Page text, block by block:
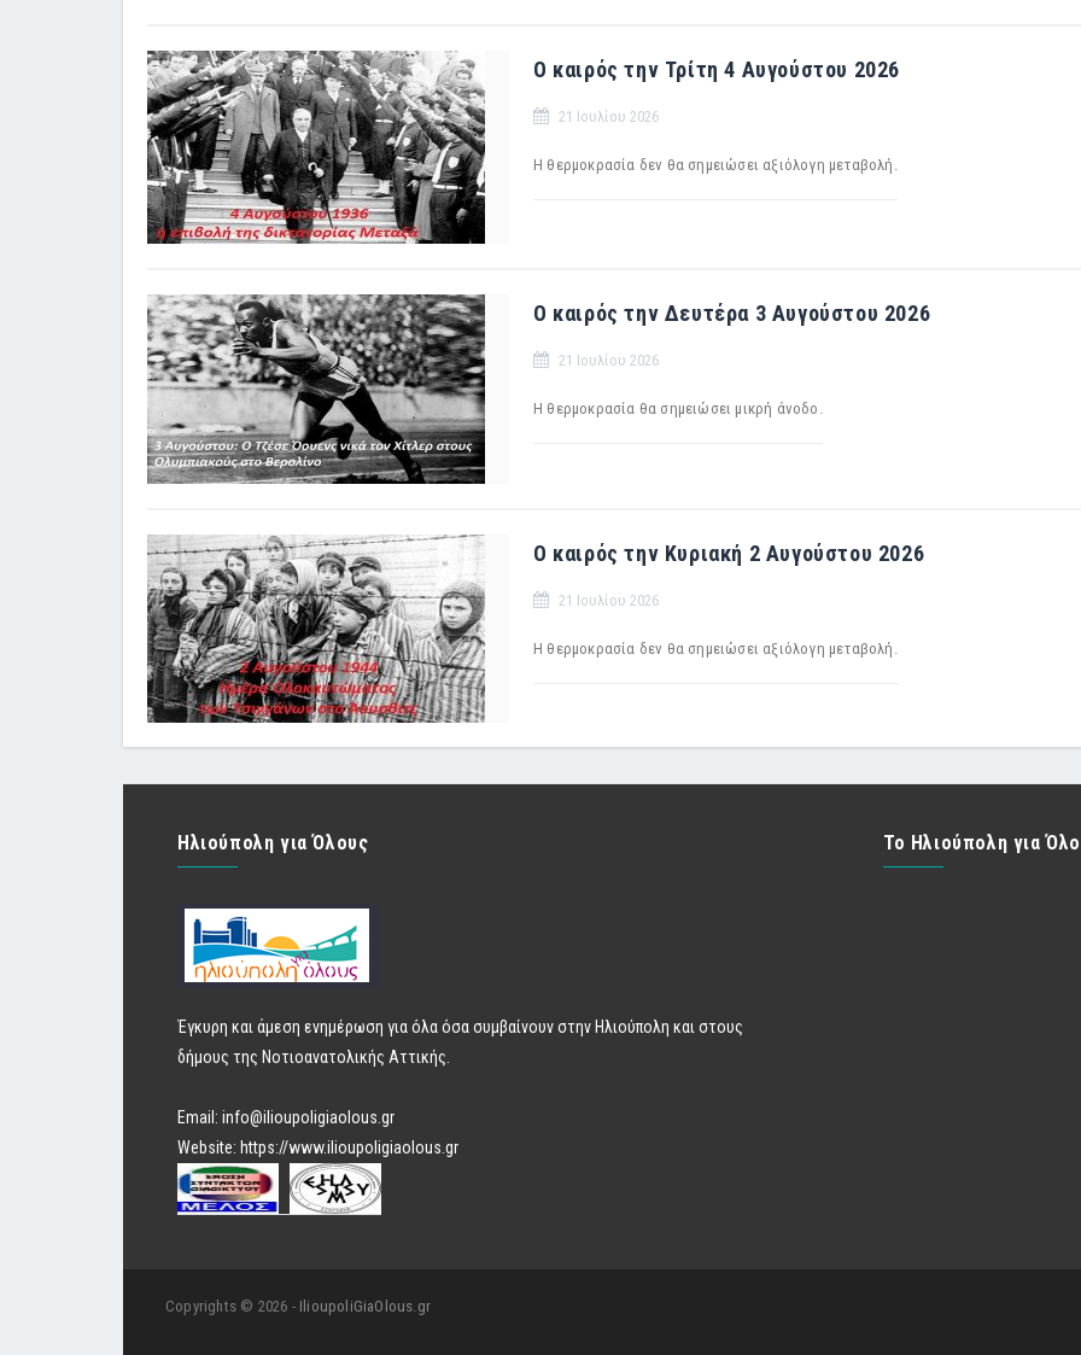
Ο καιρός την Τρίτη 4 Αυγούστου 2026
21 Ιουλίου 2026
Η θερμοκρασία δεν θα σημειώσει αξιόλογη μεταβολή.
Ο καιρός την Δευτέρα 3 Αυγούστου 2026
21 Ιουλίου 2026
Η θερμοκρασία θα σημειώσει μικρή άνοδο.
Ο καιρός την Κυριακή 2 Αυγούστου 2026
21 Ιουλίου 2026
Η θερμοκρασία δεν θα σημειώσει αξιόλογη μεταβολή.
Ηλιούπολη για Όλους
Έγκυρη και άμεση ενημέρωση για όλα όσα συμβαίνουν στην Ηλιούπολη και στους
δήμους της Νοτιοανατολικής Αττικής.
Email: info@ilioupoligiaolous.gr
Website: https://www.ilioupoligiaolous.gr
Το Ηλιούπολη για
Copyrights © 2026 - IlioupoliGiaOlous.gr